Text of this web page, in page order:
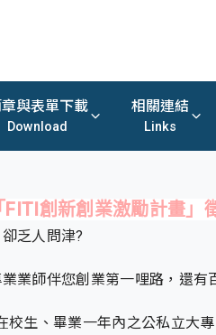
與表單下載
Download
相關連結
Links
創新創業激勵計畫」
乏人問津?
業師伴您創業第一哩路，還有
生、畢業一年內之公私立大